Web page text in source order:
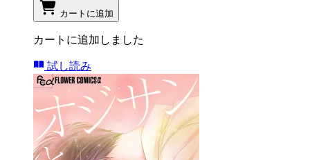
カートに追加
カートに追加しました
試し読み